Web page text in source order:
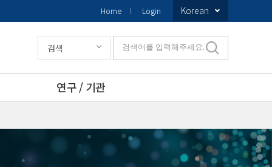
Home Login Korean
연구 / 기관
검색 검색어를 입력해주세요.